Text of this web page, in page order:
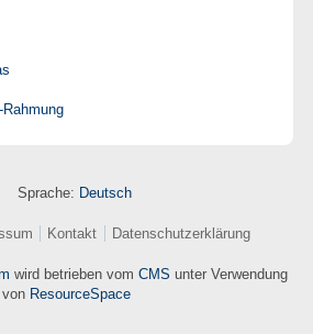
Sprache: Deutsch
Kontakt Datenschutzerklärung
wird betrieben vom CMS unter Verwendung
von ResourceSpace